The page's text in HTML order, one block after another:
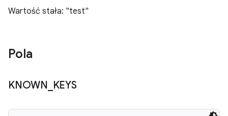
Wartość stała: "test"
Pola
KNOWN KEYS